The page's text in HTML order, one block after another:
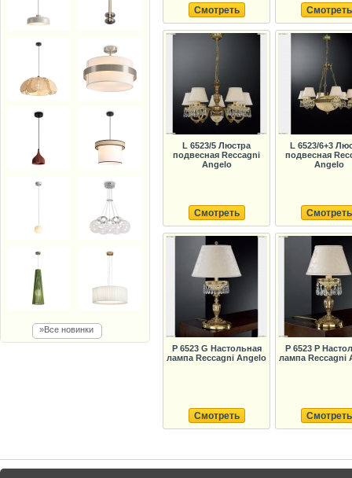
»Все новинки
Смотреть Смотреть
L 6523/5 Люстра
подвесная Reccagni
Angelo
Смотреть
L 6523/6+3
подвесная
Angelo
Смотреть
P 6523 G Настольная
лампа Reccagni Angelo
Смотреть
P 6523 P
лампа Reccagni
Смотреть